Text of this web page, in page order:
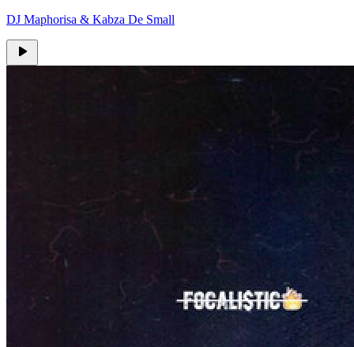
DJ Maphorisa & Kabza De Small